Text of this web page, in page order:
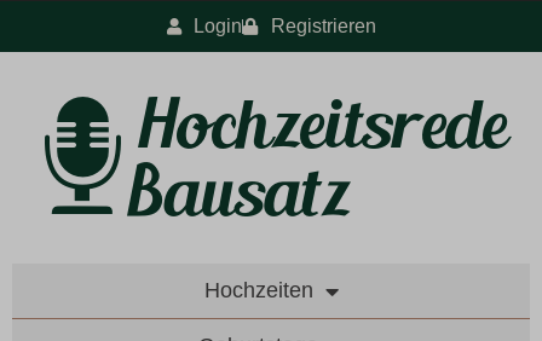
Login Registrieren
Hochzeiten